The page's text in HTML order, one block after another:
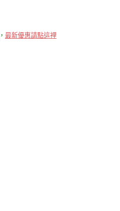
， 最新優惠請點這裡